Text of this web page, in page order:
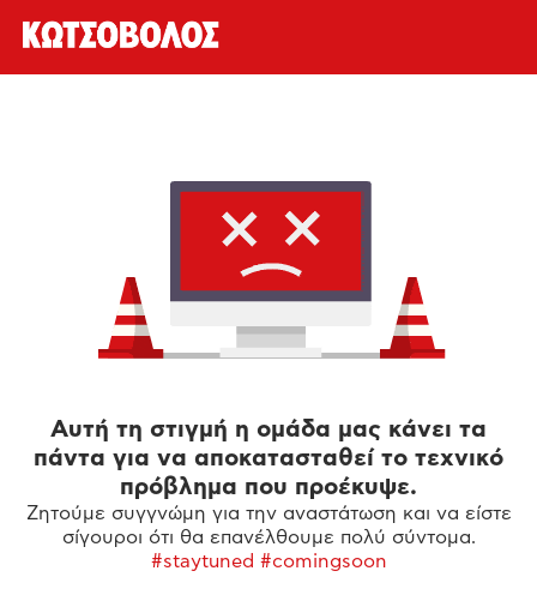
Αυτή τη στιγμή η ομάδα μας κάνει τα
πάντα για να αποκατασταθεί το τεχνικό
πρόβλημα που προέκυψε.
Ζητούμε συγγνώμη για την αναστάτωση και να είστε
σίγουροι ότι θα επανέλθουμε πολύ σύντομα.
#staytuned #comingsoon